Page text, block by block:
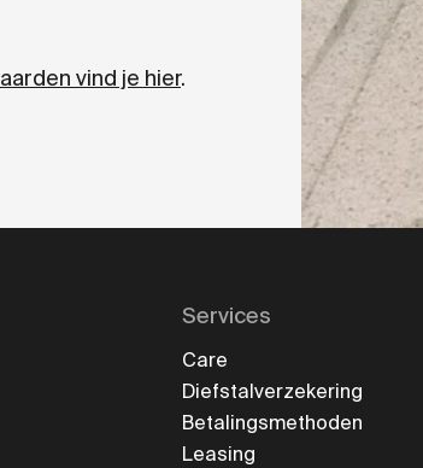
vind je hier.
Services
Care
Diefstalverzekering
Betalingsmethoden
Leasing